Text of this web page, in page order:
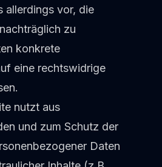
allerdings vor, die
zu
konkrete
eine rechtswidrige
nutzt aus
und zum Schutz der
Daten